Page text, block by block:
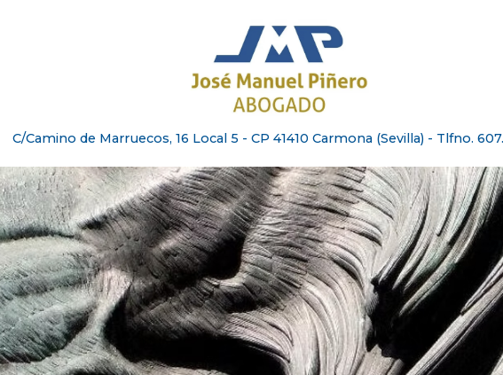
C/Camino de Marruecos, 16 Local 5 - CP 41410 Carmona (Sevilla) - Tlfno.